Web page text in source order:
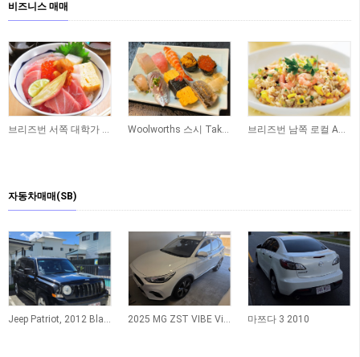
비즈니스 매매
브리즈번 서쪽 대학가 인근 일식당 매매 합니다 Woolworths 스시 Take Away 숍 매매합니다 브리즈번 남쪽 로컬 Asian 식당 매매합니다
자동차매매(SB)
Jeep Patriot, 2012 Black 2025 MG ZST VIBE Vibe 1.5L Petrol Auto White 판매합니다… 마쯔다 3 2010